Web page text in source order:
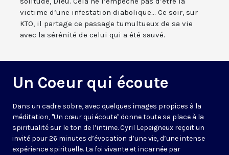
victime d’une infestation diabolique... Ce soir, sur
KTO, il partage ce passage tumultueux de sa vie
avec la sérénité de celui qui a été sauvé.
Un Coeur qui écoute
Dans un cadre sobre, avec quelques images propices à la
méditation, "Un cœur qui écoute" donne toute sa place à la
spiritualité sur le ton de l’intime. Cyril Lepeigneux reçoit un
invité pour 26 minutes d’évocation d’une vie, d’une intense
expérience spirituelle. La foi vivante et incarnée par